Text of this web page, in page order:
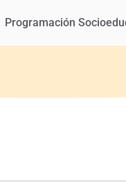
Programación